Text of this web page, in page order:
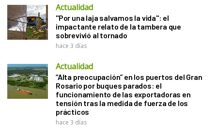
Actualidad
"Por una laja salvamos la vida": el
impactante relato de la tambera que
sobrevivió al tornado
hace 3 días
Actualidad
“Alta preocupación” en los puertos del Gran
Rosario por buques parados: el
funcionamiento de las exportadoras en
tensión tras la medida de fuerza de los
prácticos
hace 3 días